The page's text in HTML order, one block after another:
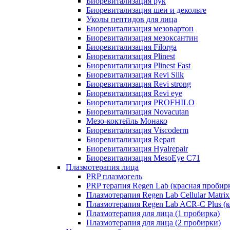
Биоревитализация шеи и декольте
Уколы пептидов для лица
Биоревитализация мезовартон
Биоревитализация мезоксантин
Биоревитализация Filorga
Биоревитализация Plinest
Биоревитализация Plinest Fast
Биоревитализация Revi Silk
Биоревитализация Revi strong
Биоревитализация Revi eye
Биоревитализация PROFHILO
Биоревитализация Novacutan
Мезо-коктейль Монако
Биоревитализация Viscoderm
Биоревитализация Repart
Биоревитализация Hyalrepair
Биоревитализация MesoEye C71
Плазмотерапия лица
PRP плазмогель
PRP терапия Regen Lab (красная
Плазмотерапия Regen Lab Cellular
Плазмотерапия Regen Lab ACR-C Plus
Плазмотерапия для лица (1 пробирка)
Плазмотерапия для лица (2 пробирки)